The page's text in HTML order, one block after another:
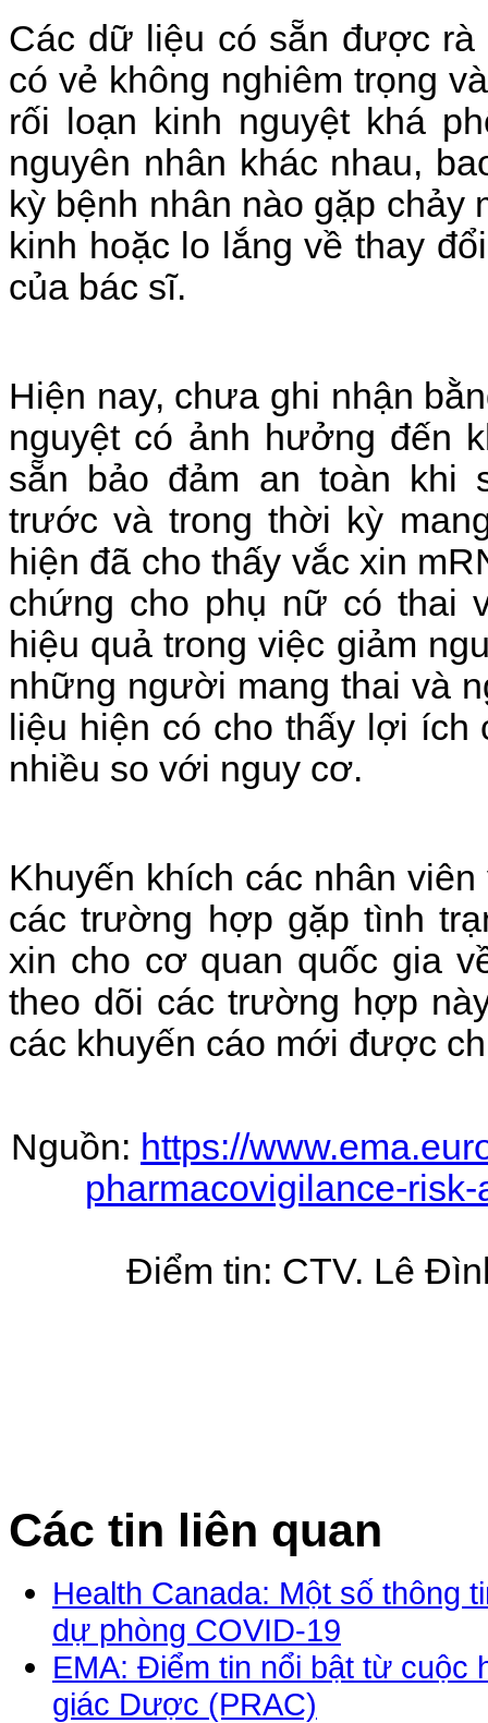
Các dữ liệu có sẵn được rà
có vẻ không nghiêm trọng
rối loạn kinh nguyệt khá
nguyên nhân khác nhau,
kỳ bệnh nhân nào gặp chảy
kinh hoặc lo lắng về thay
của ​​bác sĩ.
Hiện nay, chưa ghi nhận
nguyệt có ảnh hưởng đến
sẵn bảo đảm an toàn
trước và trong thời kỳ
hiện đã cho thấy vắc xin
chứng cho phụ nữ có thai
hiệu quả trong việc giảm
những người mang thai và
liệu hiện có cho thấy lợi
nhiều so với nguy cơ.
Khuyến khích các nhân
các trường hợp gặp tình
xin cho cơ quan quốc gia
theo dõi các trường hợp
các khuyến cáo mới được
Nguồn: https://
pharmacovigilance-
Điểm tin: CTV. Lê
Các tin liên quan
Health Canada: Một số thông
dự phòng COVID-19
EMA: Điểm tin nổi bật từ cuộc
giác Dược (PRAC)